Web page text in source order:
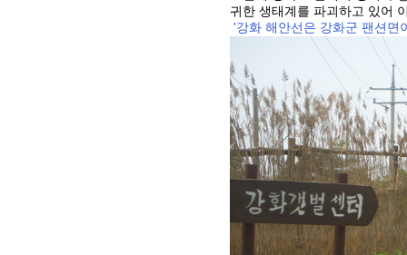
귀한 생태계를 파괴하고 있어
'강화 해안선은 강화군 팬션면